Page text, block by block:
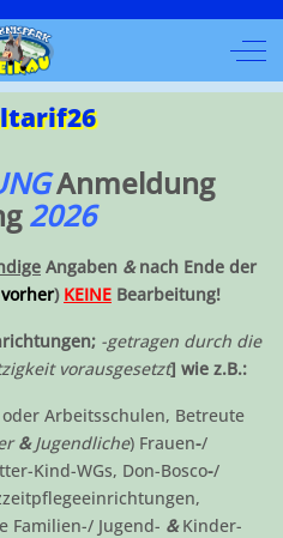
Off-
Anmeldung
2026
Angaben &nach Ende der
) KEINE Bearbeitung!
-getragen durch die
vorausgesetzt] wie z.B.:
Arbeitsschulen, Betreute
&Jugendliche) Frauen-/
Kind-WGs, Don-Bosco-/
Familien-/ Jugend- &Kinder-